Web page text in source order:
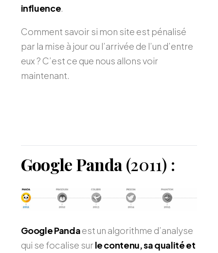
influence.
Comment savoir si mon site est pénalisé
par la mise à jour ou l’arrivée de l’un d’entre
eux ? C’est ce que nous allons voir
maintenant.
Google Panda(2011) :
Google Pandaest un algorithme d’analyse
qui se focalise surle contenu, sa qualité et